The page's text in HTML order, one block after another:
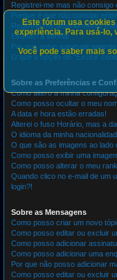
Registrei-me mas não consigo
Porque é que não consigo
Registrei-me anteriormente
Esqueci a senha!
Por que entro
O que a opção de “Excluir
Sobre as Preferências e
Como altero a minha
Como posso ocultar o meu
A data e hora estão erradas!
Alterei o fuso Horário, mas a
O idioma da minha
O que são as imagens ao lado
Como posso exibir uma
Como posso alterar o meu
Quando clico no e-mail de um
login?!
Sobre as Mensagens
Como posso criar um novo
Como posso editar ou excluir
Como posso adicionar
Como posso adicionar uma
Por que não posso adicionar
Como posso editar ou excluir
Este fórum usa
experiência. Para usá-lo,
Você pode saber mais